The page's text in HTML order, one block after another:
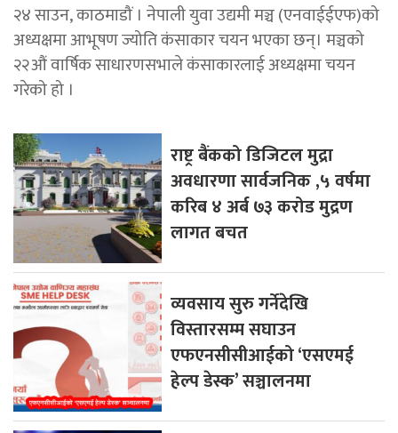
२४ साउन, काठमाडौं । नेपाली युवा उद्यमी मञ्च (एनवाईईएफ)को
अध्यक्षमा आभूषण ज्योति कंसाकार चयन भएका छन्। मञ्चको
२२औं वार्षिक साधारणसभाले कंसाकारलाई अध्यक्षमा चयन
गरेको हो ।
राष्ट्र बैंकको डिजिटल मुद्रा
अवधारणा सार्वजनिक ,५ वर्षमा
करिब ४ अर्ब ७३ करोड मुद्रण
लागत बचत
व्यवसाय सुरु गर्नेदेखि
विस्तारसम्म सघाउन
एफएनसीसीआईको ‘एसएमई
हेल्प डेस्क’ सञ्चालनमा